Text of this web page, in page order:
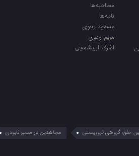
مصاحبه‌ها
نامه‌ها
مسعود رجوی
مریم رجوی
اشرف ابریشمچی
خلق؛ گروهی تروریستی
مجاهدین در مسیر نابودی